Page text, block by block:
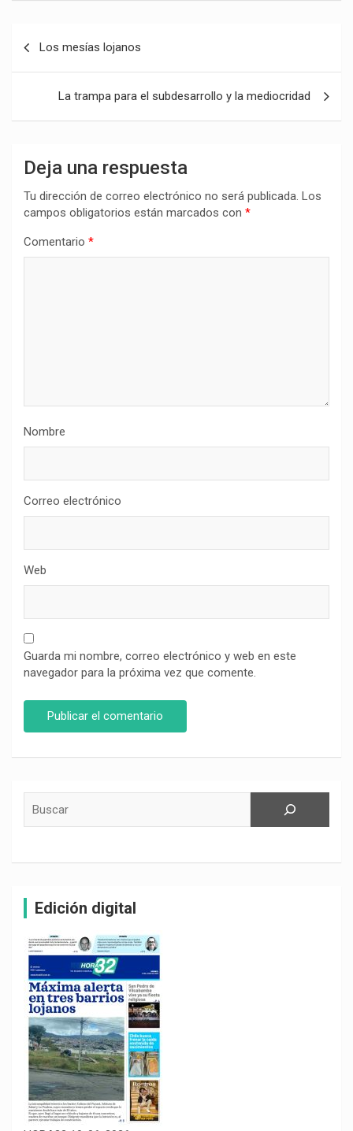
entradas
Los mesías lojanos
La trampa para el subdesarrollo y la mediocridad
Deja una respuesta
Tu dirección de correo electrónico no será publicada. Los
campos obligatorios están marcados con *
Comentario *
Nombre
Correo electrónico
Web
Guarda mi nombre, correo electrónico y web en este
navegador para la próxima vez que comente.
Edición digital